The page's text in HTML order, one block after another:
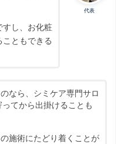
代表
すし、お化粧
ともできる
なら、シミケア専門サロ
てから出掛けることも
施術にたどり着くことが